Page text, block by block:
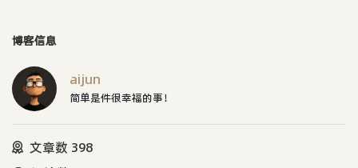
博客信息
aijun
简单是件很幸福的事！
文章数 398